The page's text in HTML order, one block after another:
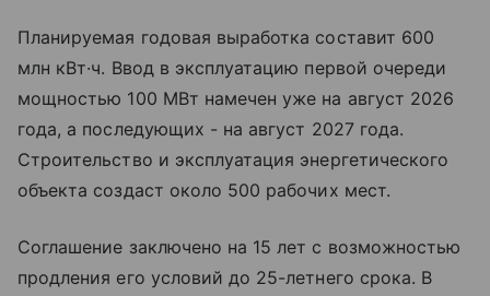
Планируемая годовая выработка составит 600
млн кВт·ч. Ввод в эксплуатацию первой очереди
мощностью 100 МВт намечен уже на август 2026
года, а последующих - на август 2027 года.
Строительство и эксплуатация энергетического
объекта создаст около 500 рабочих мест.
Соглашение заключено на 15 лет с возможностью
продления его условий до 25-летнего срока. В